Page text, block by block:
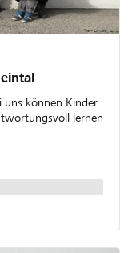
uns können Kinder
lernen